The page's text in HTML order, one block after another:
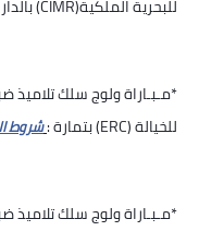
للبحرية الملكية(CIMR) بالدار البيضاء :
*مـبـاراة ولوج سلك تلاميذ
للخيالة (ERC) بتمارة :
شروط
*مـبـاراة ولوج سلك تلاميذ